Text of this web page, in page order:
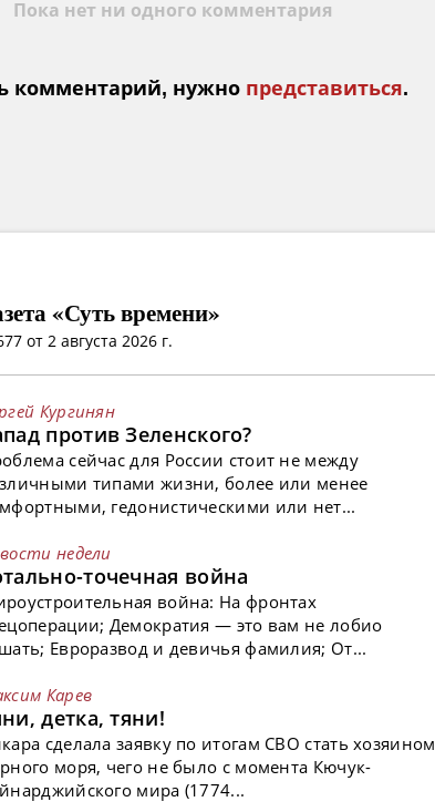
Пока нет ни одного комментария
комментарий, нужно представиться.
«Суть времени»
от 2 августа 2026 г.
Кургинян
против Зеленского?
сейчас для России стоит не между
типами жизни, более или менее
гедонистическими или нет...
недели
точечная война
война: На фронтах
Демократия — это вам не лобио
Евроразвод и девичья фамилия; От...
Карев
детка, тяни!
сделала заявку по итогам СВО стать хозяином
моря, чего не было с момента Кючук-
мира (1774...